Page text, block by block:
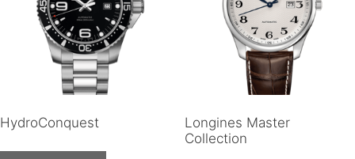
HydroConquest
Longines Master
Collection